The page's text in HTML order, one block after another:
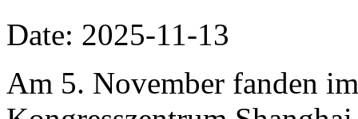
Date: 2025-11-13
Am 5. November fanden